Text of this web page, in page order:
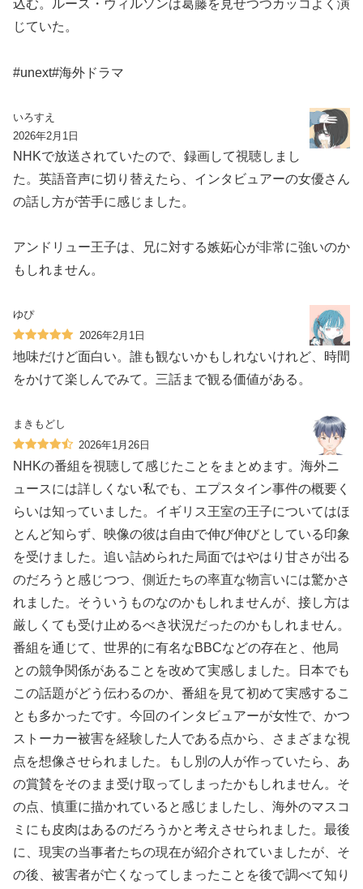
込む。ルース・ウィルソンは葛藤を見せつつカッコよく演
じていた。
#unext#海外ドラマ
いろすえ
2026年2月1日
NHKで放送されていたので、録画して視聴しまし
た。英語音声に切り替えたら、インタビュアーの女優さん
の話し方が苦手に感じました。
アンドリュー王子は、兄に対する嫉妬心が非常に強いのか
もしれません。
ゆぴ
2026年2月1日
地味だけど面白い。誰も観ないかもしれないけれど、時間
をかけて楽しんでみて。三話まで観る価値がある。
まきもどし
2026年1月26日
NHKの番組を視聴して感じたことをまとめます。海外ニ
ュースには詳しくない私でも、エプスタイン事件の概要く
らいは知っていました。イギリス王室の王子についてはほ
とんど知らず、映像の彼は自由で伸び伸びとしている印象
を受けました。追い詰められた局面ではやはり甘さが出る
のだろうと感じつつ、側近たちの率直な物言いには驚かさ
れました。そういうものなのかもしれませんが、接し方は
厳しくても受け止めるべき状況だったのかもしれません。
番組を通じて、世界的に有名なBBCなどの存在と、他局
との競争関係があることを改めて実感しました。日本でも
この話題がどう伝わるのか、番組を見て初めて実感するこ
とも多かったです。今回のインタビュアーが女性で、かつ
ストーカー被害を経験した人である点から、さまざまな視
点を想像させられました。もし別の人が作っていたら、あ
の賞賛をそのまま受け取ってしまったかもしれません。そ
の点、慎重に描かれていると感じましたし、海外のマスコ
ミにも皮肉はあるのだろうかと考えさせられました。最後
に、現実の当事者たちの現在が紹介されていましたが、そ
の後、被害者が亡くなってしまったことを後で調べて知り